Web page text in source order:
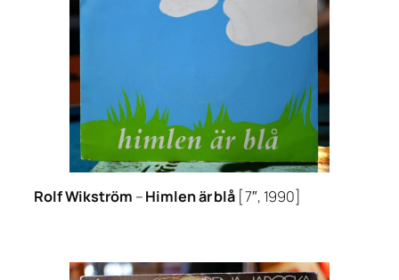
Rolf Wikström –Himlen är blå [7″, 1990]